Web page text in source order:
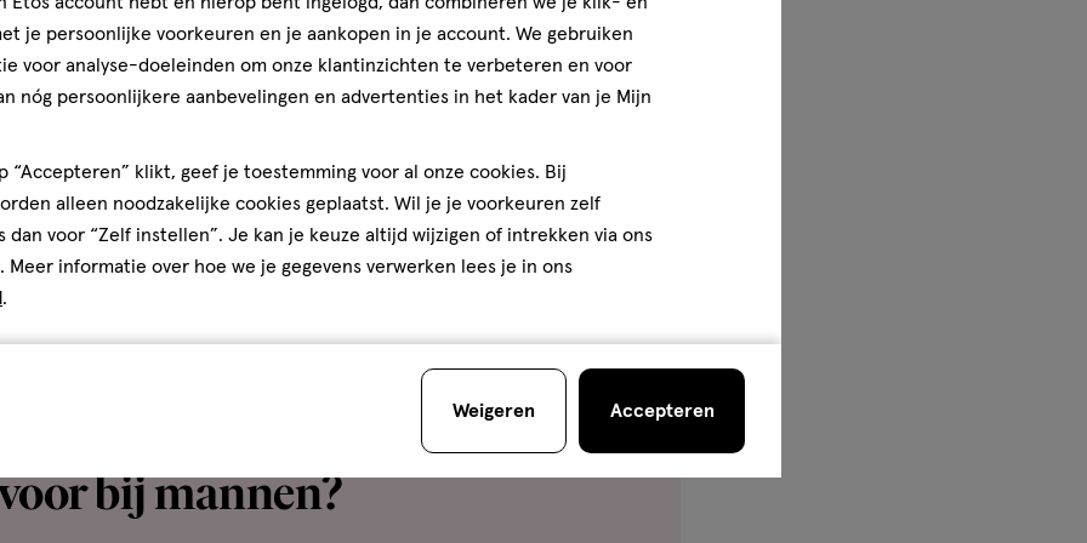
opvliegers krijgen?
in de
de meeste vrouwen gebeurt dit tussen hun 40e en 60e
bij ouderen?
boven de 60 hebben nog lang na de overgang last van
is, is het wel bekend dat overgewicht en roken de kans op
bij mannen?
je persoonlijke voorkeuren en je aankopen in je account. We gebruiken
voor analyse-doeleinden om onze klantinzichten te verbeteren en voor
nóg persoonlijkere aanbevelingen en advertenties in het kader van je Mijn
“Accepteren” klikt, geef je toestemming voor al onze cookies. Bij
alleen noodzakelijke cookies geplaatst. Wil je je voorkeuren zelf
dan voor “Zelf instellen”. Je kan je keuze altijd wijzigen of intrekken via ons
. Meer informatie over hoe we je gegevens verwerken lees je in ons
.
Weigeren Accepteren